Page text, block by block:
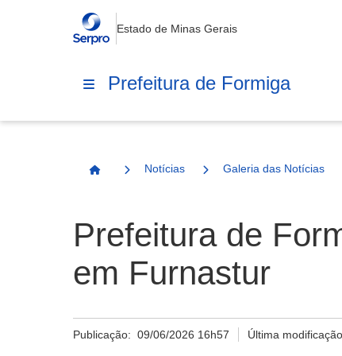
Estado de Minas Gerais
Prefeitura de Formiga
Página Inicial
Notícias Galeria das Notícias
Prefeitura de
em Furnastur
Publicação: 09/06/2026 16h57 Última